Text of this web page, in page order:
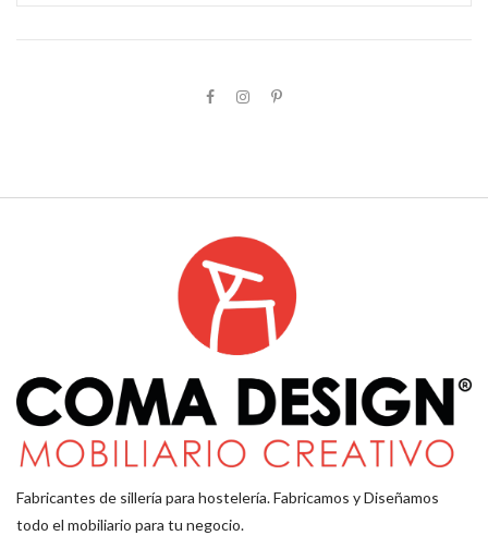
Fabricantes de sillería para hostelería. Fabricamos y Diseñamos
todo el mobiliario para tu negocio.